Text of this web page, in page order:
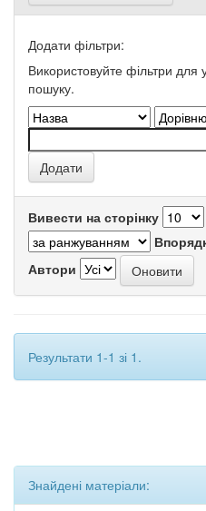
Додати фільтри:
Використовуйте фільтри для
пошуку.
Вивести на сторінку
Автори
Результати 1-1 зі 1.
Знайдені матеріали: